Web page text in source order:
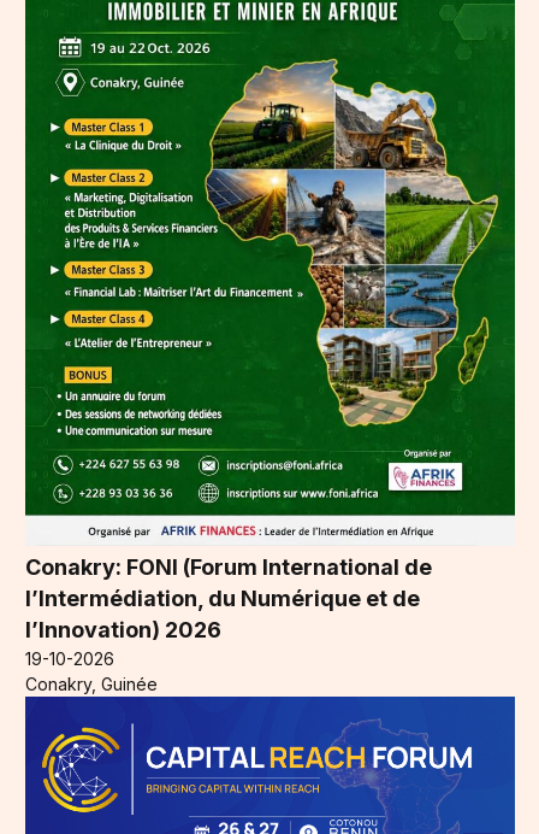
Conakry: FONI (Forum International de
l’Intermédiation, du Numérique et de
l’Innovation) 2026
19-10-2026
Conakry, Guinée